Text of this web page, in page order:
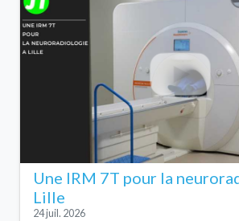
Une IRM 7T pour la
Lille
24 juil. 2026